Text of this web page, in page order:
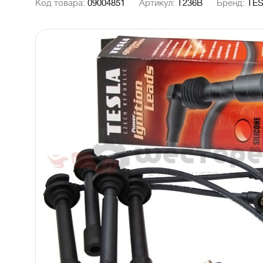
Код товара: 09004851 Артикул: T236B Бренд: